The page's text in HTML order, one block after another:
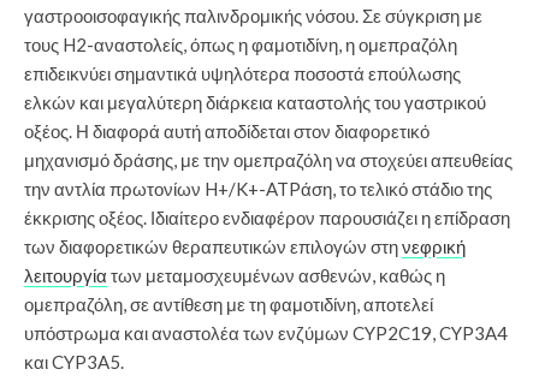
γαστροοισοφαγικής παλινδρομικής νόσου. Σε σύγκριση με
τους H2-αναστολείς, όπως η φαμοτιδίνη, η ομεπραζόλη
επιδεικνύει σημαντικά υψηλότερα ποσοστά επούλωσης
ελκών και μεγαλύτερη διάρκεια καταστολής του γαστρικού
οξέος. Η διαφορά αυτή αποδίδεται στον διαφορετικό
μηχανισμό δράσης, με την ομεπραζόλη να στοχεύει απευθείας
την αντλία πρωτονίων H+/K+-ATPάση, το τελικό στάδιο της
έκκρισης οξέος. Ιδιαίτερο ενδιαφέρον παρουσιάζει η επίδραση
των διαφορετικών θεραπευτικών επιλογών στηνεφρική
λειτουργία των μεταμοσχευμένων ασθενών, καθώς η
ομεπραζόλη, σε αντίθεση με τη φαμοτιδίνη, αποτελεί
υπόστρωμα και αναστολέα των ενζύμων CYP2C19, CYP3A4
και CYP3A5.